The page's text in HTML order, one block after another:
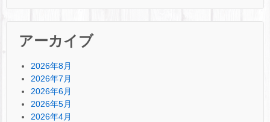
アーカイブ
2026年8月
2026年7月
2026年6月
2026年5月
2026年4月